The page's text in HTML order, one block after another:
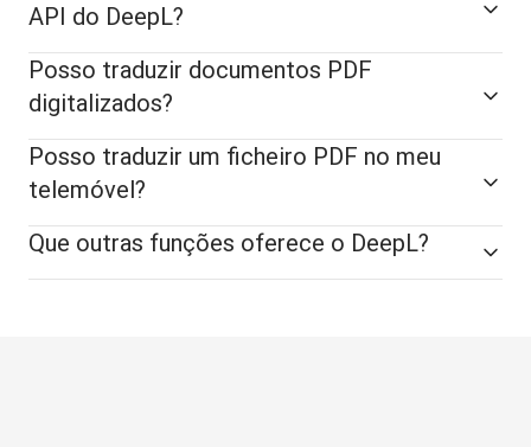
API do DeepL?
Posso traduzir documentos PDF
digitalizados?
Posso traduzir um ficheiro PDF no meu
telemóvel?
Que outras funções oferece o DeepL?